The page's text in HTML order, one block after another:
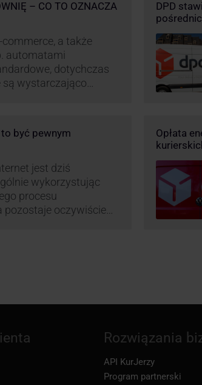
– CO TO OZNACZA
a także
automatami
dotychczas
wystarczająco
logistyczne.
DPD
być pewnym
jest dziś
wykorzystując
procesu
pozostaje oczywiście
Opłata
Rozwiązania
API KurJerzy
Program partnerski